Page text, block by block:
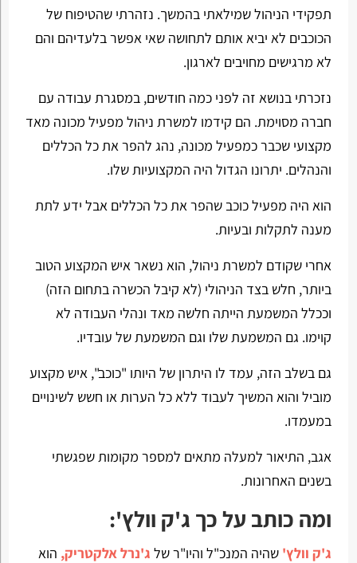
תפקידי הניהול שמילאתי בהמשך. נזהרתי שהטיפוח של
הכוכבים לא יביא אותם לתחושה שאי אפשר בלעדיהם והם
לא מרגישים מחויבים לארגון.
נזכרתי בנושא זה לפני כמה חודשים, במסגרת עבודה עם
חברה מסוימת. הם קידמו למשרת ניהול מפעיל מכונה מאד
מקצועי שכבר כמפעיל מכונה, נהג להפר את כל הכללים
והנהלים. יתרונו הגדול היה המקצועיות שלו.
הוא היה מפעיל כוכב שהפר את כל הכללים אבל ידע לתת
מענה לתקלות ובעיות.
אחרי שקודם למשרת ניהול, הוא נשאר איש המקצוע הטוב
ביותר, חלש בצד הניהולי (לא קיבל הכשרה בתחום הזה)
וככלל המשמעת הייתה חלשה מאד ונהלי העבודה לא
קוימו. גם המשמעת שלו וגם המשמעת של עובדיו.
גם בשלב הזה, עמד לו היתרון של היותו "כוכב", איש מקצוע
מוביל והוא המשיך לעבוד ללא כל הערות או חשש לשינויים
במעמדו.
אגב, התיאור למעלה מתאים למספר מקומות שפגשתי
בשנים האחרונות.
ומה כותב על כך ג'ק וולץ':
ג'ק וולץ' שהיה המנכ"ל והיו"ר של ג'נרל אלקטריק, הוא